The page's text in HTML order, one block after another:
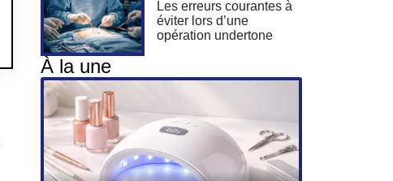
Les erreurs courantes à
éviter lors d’une
opération undertone
À la une